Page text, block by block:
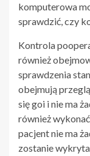
komputerowa
sprawdzić, czy
Kontrola
również
sprawdzenia
obejmują
się goi i nie ma
również
pacjent nie ma
zostanie